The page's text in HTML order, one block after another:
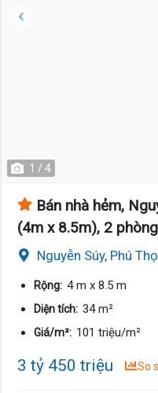
1 / 4
Bán nhà hẻm,
(4m x 8.5m), 2
Nguyễn Súy, Phú
Rộng: 4 m x 8.5 m
Diện tích: 34 m²
Giá/m²: 101 triệu/m²
3 tỷ 450 triệu So